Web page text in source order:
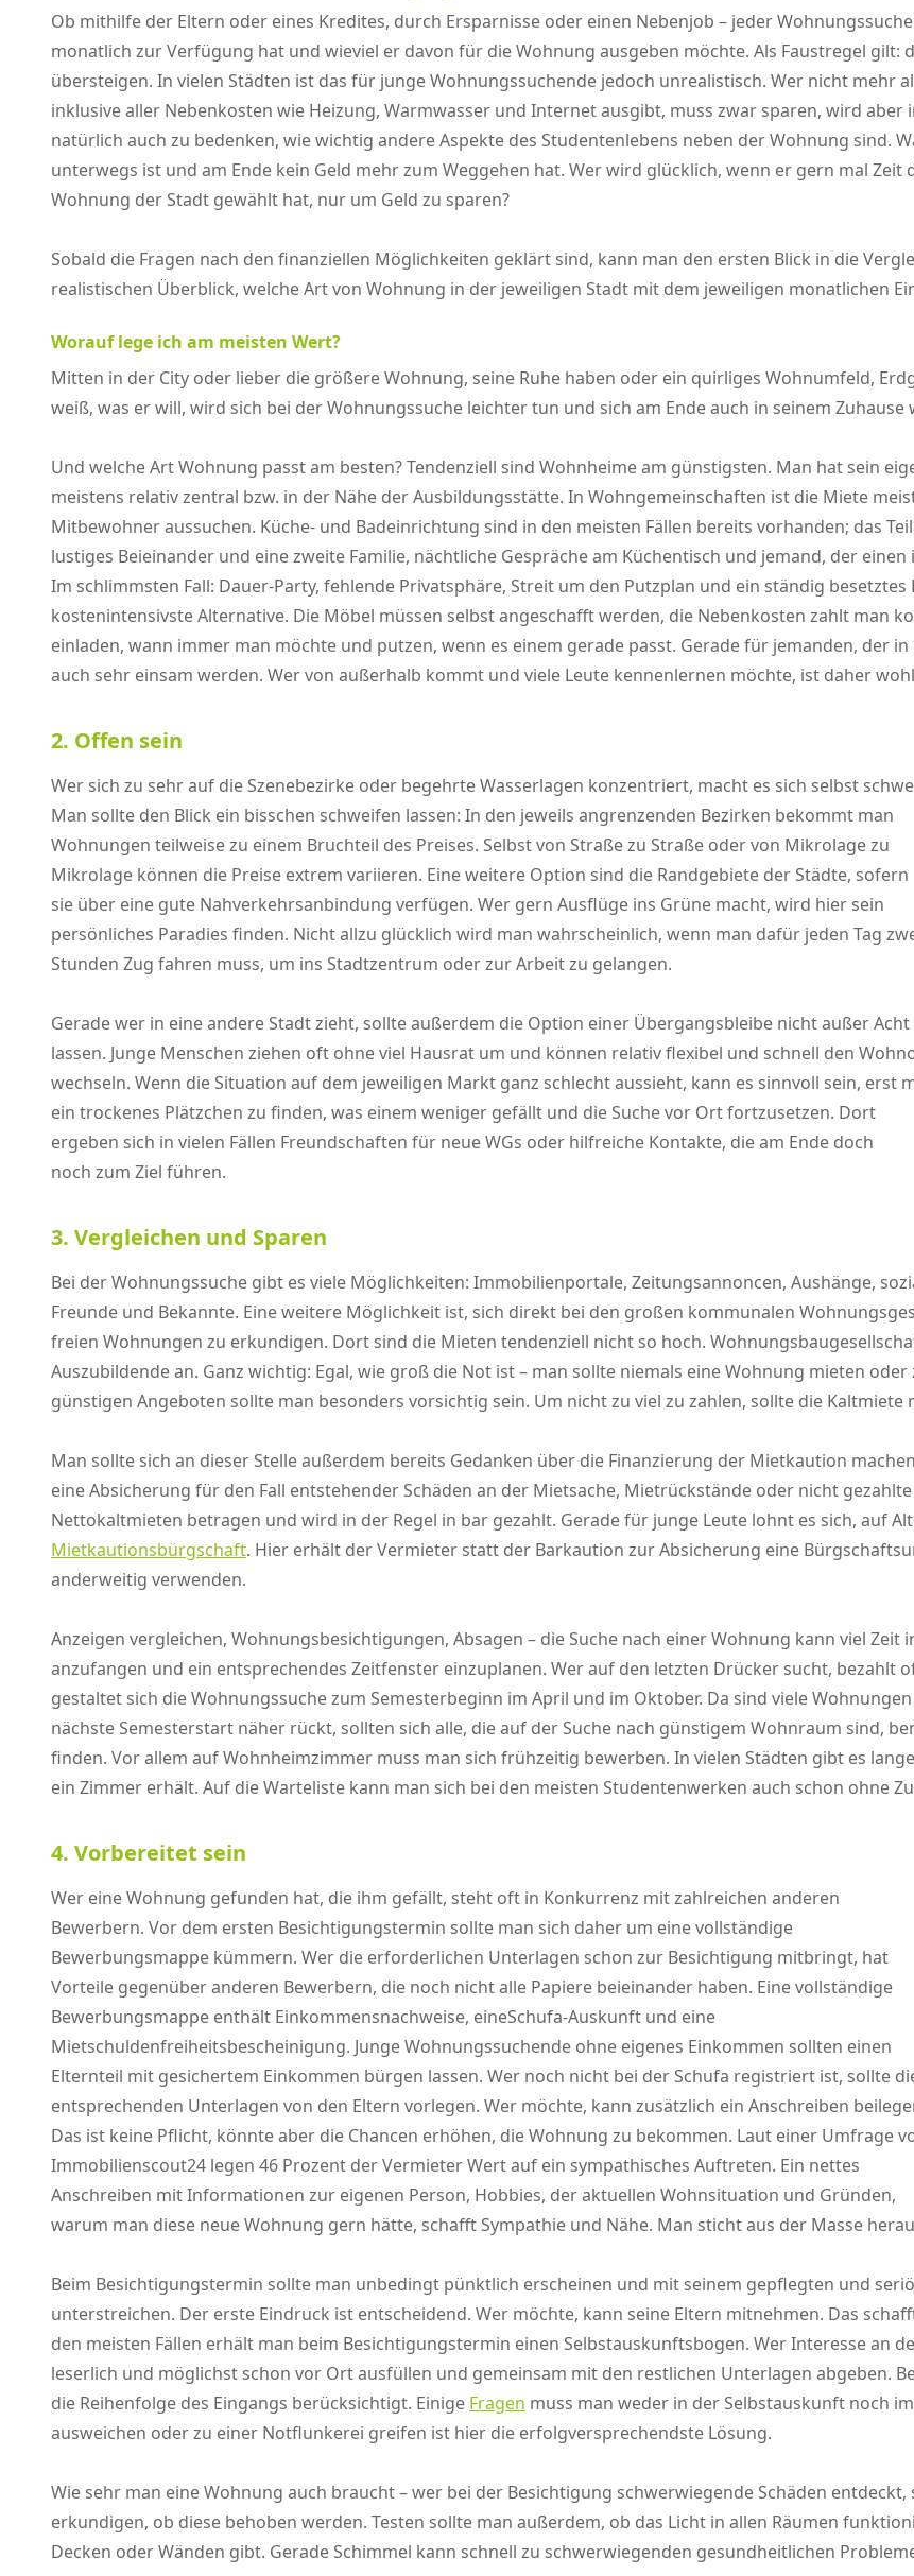
Ob mithilfe der Eltern oder eines Kredites, durch Ersparnisse oder einen Nebenjob – jeder
monatlich zur Verfügung hat und wieviel er davon für die Wohnung ausgeben möchte. Als Faustregel
übersteigen. In vielen Städten ist das für junge Wohnungssuchende jedoch unrealistisch. Wer nicht mehr
inklusive aller Nebenkosten wie Heizung, Warmwasser und Internet ausgibt, muss zwar sparen, wird
natürlich auch zu bedenken, wie wichtig andere Aspekte des Studentenlebens neben der Wohnung sind.
unterwegs ist und am Ende kein Geld mehr zum Weggehen hat. Wer wird glücklich, wenn er gern mal
Wohnung der Stadt gewählt hat, nur um Geld zu sparen?
Sobald die Fragen nach den finanziellen Möglichkeiten geklärt sind, kann man den ersten Blick in die
realistischen Überblick, welche Art von Wohnung in der jeweiligen Stadt mit dem jeweiligen monatlichen
Worauf lege ich am meisten Wert?
Mitten in der City oder lieber die größere Wohnung, seine Ruhe haben oder ein quirliges Wohnumfeld,
weiß, was er will, wird sich bei der Wohnungssuche leichter tun und sich am Ende auch in seinem Zuhause
Und welche Art Wohnung passt am besten? Tendenziell sind Wohnheime am günstigsten. Man hat sein
meistens relativ zentral bzw. in der Nähe der Ausbildungsstätte. In Wohngemeinschaften ist die Miete
Mitbewohner aussuchen. Küche- und Badeinrichtung sind in den meisten Fällen bereits vorhanden; das
lustiges Beieinander und eine zweite Familie, nächtliche Gespräche am Küchentisch und jemand, der
Im schlimmsten Fall: Dauer-Party, fehlende Privatsphäre, Streit um den Putzplan und ein ständig
kostenintensivste Alternative. Die Möbel müssen selbst angeschafft werden, die Nebenkosten zahlt man
einladen, wann immer man möchte und putzen, wenn es einem gerade passt. Gerade für jemanden, der
auch sehr einsam werden. Wer von außerhalb kommt und viele Leute kennenlernen möchte, ist daher
2. Offen sein
Wer sich zu sehr auf die Szenebezirke oder begehrte Wasserlagen konzentriert, macht es sich selbst
Man sollte den Blick ein bisschen schweifen lassen: In den jeweils angrenzenden Bezirken bekommt man
Wohnungen teilweise zu einem Bruchteil des Preises. Selbst von Straße zu Straße oder von Mikrolage zu
Mikrolage können die Preise extrem variieren. Eine weitere Option sind die Randgebiete der Städte, sofern
sie über eine gute Nahverkehrsanbindung verfügen. Wer gern Ausflüge ins Grüne macht, wird hier sein
persönliches Paradies finden. Nicht allzu glücklich wird man wahrscheinlich, wenn man dafür jeden Tag
Stunden Zug fahren muss, um ins Stadtzentrum oder zur Arbeit zu gelangen.
Gerade wer in eine andere Stadt zieht, sollte außerdem die Option einer Übergangsbleibe nicht außer Acht
lassen. Junge Menschen ziehen oft ohne viel Hausrat um und können relativ flexibel und schnell den
wechseln. Wenn die Situation auf dem jeweiligen Markt ganz schlecht aussieht, kann es sinnvoll sein, erst
ein trockenes Plätzchen zu finden, was einem weniger gefällt und die Suche vor Ort fortzusetzen. Dort
ergeben sich in vielen Fällen Freundschaften für neue WGs oder hilfreiche Kontakte, die am Ende doch
noch zum Ziel führen.
3. Vergleichen und Sparen
Bei der Wohnungssuche gibt es viele Möglichkeiten: Immobilienportale, Zeitungsannoncen, Aushänge,
Freunde und Bekannte. Eine weitere Möglichkeit ist, sich direkt bei den großen kommunalen
freien Wohnungen zu erkundigen. Dort sind die Mieten tendenziell nicht so hoch.
Auszubildende an. Ganz wichtig: Egal, wie groß die Not ist – man sollte niemals eine Wohnung mieten
günstigen Angeboten sollte man besonders vorsichtig sein. Um nicht zu viel zu zahlen, sollte die
Man sollte sich an dieser Stelle außerdem bereits Gedanken über die Finanzierung der Mietkaution
eine Absicherung für den Fall entstehender Schäden an der Mietsache, Mietrückstände oder nicht
Nettokaltmieten betragen und wird in der Regel in bar gezahlt. Gerade für junge Leute lohnt es sich, auf
Mietkautionsbürgschaft. Hier erhält der Vermieter statt der Barkaution zur Absicherung eine
anderweitig verwenden.
Anzeigen vergleichen, Wohnungsbesichtigungen, Absagen – die Suche nach einer Wohnung kann viel
anzufangen und ein entsprechendes Zeitfenster einzuplanen. Wer auf den letzten Drücker sucht, bezahlt
gestaltet sich die Wohnungssuche zum Semesterbeginn im April und im Oktober. Da sind viele
nächste Semesterstart näher rückt, sollten sich alle, die auf der Suche nach günstigem Wohnraum sind,
finden. Vor allem auf Wohnheimzimmer muss man sich frühzeitig bewerben. In vielen Städten gibt es
ein Zimmer erhält. Auf die Warteliste kann man sich bei den meisten Studentenwerken auch schon ohne
4. Vorbereitet sein
Wer eine Wohnung gefunden hat, die ihm gefällt, steht oft in Konkurrenz mit zahlreichen anderen
Bewerbern. Vor dem ersten Besichtigungstermin sollte man sich daher um eine vollständige
Bewerbungsmappe kümmern. Wer die erforderlichen Unterlagen schon zur Besichtigung mitbringt, hat
Vorteile gegenüber anderen Bewerbern, die noch nicht alle Papiere beieinander haben. Eine vollständige
Bewerbungsmappe enthält Einkommensnachweise, eineSchufa-Auskunft und eine
Mietschuldenfreiheitsbescheinigung. Junge Wohnungssuchende ohne eigenes Einkommen sollten einen
Elternteil mit gesichertem Einkommen bürgen lassen. Wer noch nicht bei der Schufa registriert ist, sollte
entsprechenden Unterlagen von den Eltern vorlegen. Wer möchte, kann zusätzlich ein Anschreiben
Das ist keine Pflicht, könnte aber die Chancen erhöhen, die Wohnung zu bekommen. Laut einer Umfrage
Immobilienscout24 legen 46 Prozent der Vermieter Wert auf ein sympathisches Auftreten. Ein nettes
Anschreiben mit Informationen zur eigenen Person, Hobbies, der aktuellen Wohnsituation und Gründen,
warum man diese neue Wohnung gern hätte, schafft Sympathie und Nähe. Man sticht aus der Masse
Beim Besichtigungstermin sollte man unbedingt pünktlich erscheinen und mit seinem gepflegten und
unterstreichen. Der erste Eindruck ist entscheidend. Wer möchte, kann seine Eltern mitnehmen. Das
den meisten Fällen erhält man beim Besichtigungstermin einen Selbstauskunftsbogen. Wer Interesse an
leserlich und möglichst schon vor Ort ausfüllen und gemeinsam mit den restlichen Unterlagen abgeben.
die Reihenfolge des Eingangs berücksichtigt. Einige Fragen muss man weder in der Selbstauskunft noch
ausweichen oder zu einer Notflunkerei greifen ist hier die erfolgversprechendste Lösung.
Wie sehr man eine Wohnung auch braucht – wer bei der Besichtigung schwerwiegende Schäden
erkundigen, ob diese behoben werden. Testen sollte man außerdem, ob das Licht in allen Räumen
Decken oder Wänden gibt. Gerade Schimmel kann schnell zu schwerwiegenden gesundheitlichen